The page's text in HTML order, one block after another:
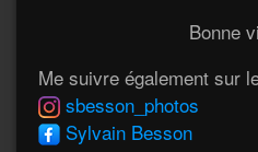
Bonne
Me suivre également sur
sbesson_photos
Sylvain Besson